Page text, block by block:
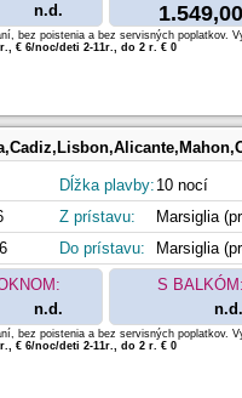
n.d.
1.549,00
bez poistenia a bez servisných poplatkov.
€ 6/noc/deti 2-11r., do 2 r. € 0
Dĺžka plavby: 10 nocí
Z prístavu:
Marsiglia
Do prístavu:
Marsiglia
n.d.
S BALKÓM:
n.d.
bez poistenia a bez servisných poplatkov.
€ 6/noc/deti 2-11r., do 2 r. € 0